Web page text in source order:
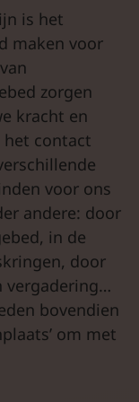
is het
maken voor
zorgen
kracht en
contact
voor ons
andere: door
in de
door
vergadering…
bovendien
om met